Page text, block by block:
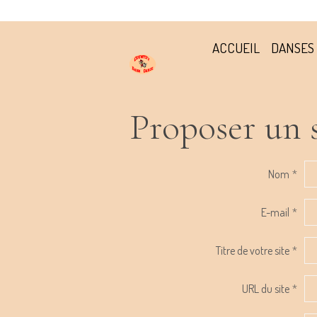
ACCUEIL
Proposer un
Nom
E-mail
Titre de votre site
URL du site